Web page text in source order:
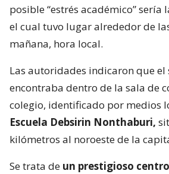
posible “estrés académico” sería
el cual tuvo lugar alrededor de
mañana, hora local.
Las autoridades indicaron que el
encontraba dentro de la sala de
colegio, identificado por medios
Escuela Debsirin Nonthaburi,
kilómetros al noroeste de la
Se trata de un prestigioso